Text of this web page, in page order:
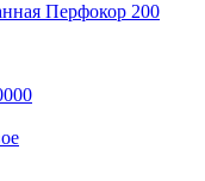
Перфокор 200